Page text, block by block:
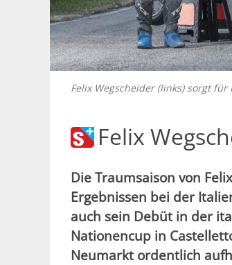
Felix Wegscheider (links) sorgt für
Felix
Die Traumsaison von
Ergebnissen bei der
auch sein Debüt in der
Nationencup in
Neumarkt ordentlich